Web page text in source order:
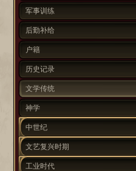
军事训练
后勤补给
户籍
历史记录
文学传统
神学
中世纪
文艺复兴时期
工业时代